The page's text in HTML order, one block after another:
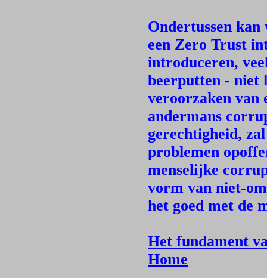
Ondertussen
een Zero Trust
introduceren,
beerputten - niet
veroorzaken van
andermans
gerechtigheid,
problemen
menselijke
vorm van niet-
het goed met de
Het fundament
Home